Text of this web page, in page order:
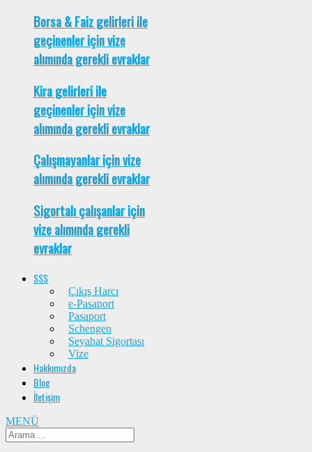
Borsa & Faiz gelirleri ile
geçinenler için vize
alımında gerekli evraklar
Kira gelirleri ile
geçinenler için vize
alımında gerekli evraklar
Çalışmayanlar için vize
alımında gerekli evraklar
Sigortalı çalışanlar için
vize alımında gerekli
evraklar
SSS
Çıkış Harcı
e-Pasaport
Pasaport
Schengen
Seyahat Sigortası
Vize
Hakkımızda
Blog
İletişim
MENÜ